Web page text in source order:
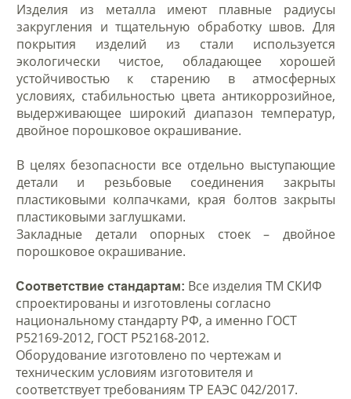
Изделия из металла имеют плавные радиусы
закругления и тщательную обработку швов. Для
покрытия изделий из стали используется
экологически чистое, обладающее хорошей
устойчивостью к старению в атмосферных
условиях, стабильностью цвета антикоррозийное,
выдерживающее широкий диапазон температур,
двойное порошковое окрашивание.
В целях безопасности все отдельно выступающие
детали и резьбовые соединения закрыты
пластиковыми колпачками, края болтов закрыты
пластиковыми заглушками.
Закладные детали опорных стоек – двойное
порошковое окрашивание.
Соответствие стандартам: Все изделия ТМ СКИФ
спроектированы и изготовлены согласно
национальному стандарту РФ, а именно ГОСТ
Р52169-2012, ГОСТ Р52168-2012.
Оборудование изготовлено по чертежам и
техническим условиям изготовителя и
соответствует требованиям ТР ЕАЭС 042/2017.